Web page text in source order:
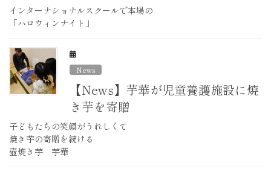
インターナショナルスクールで本場の
「ハロウィンナイト」
News
【News】芋華が児童養護施設に焼
き芋を寄贈
子どもたちの笑顔がうれしくて
焼き芋の寄贈を続ける
壺焼き芋 芋華